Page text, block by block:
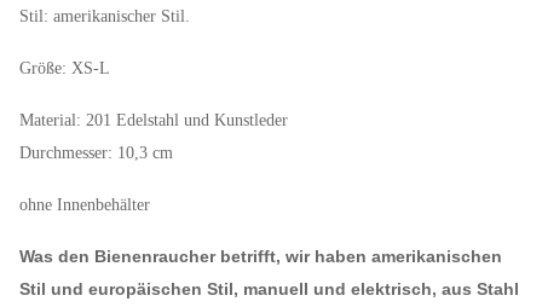
Stil: amerikanischer Stil.
Größe: XS-L
Material: 201 Edelstahl und Kunstleder
Durchmesser: 10,3 cm
ohne Innenbehälter
Was den Bienenraucher betrifft, wir haben amerikanischen
Stil und europäischen Stil, manuell und elektrisch, aus Stahl